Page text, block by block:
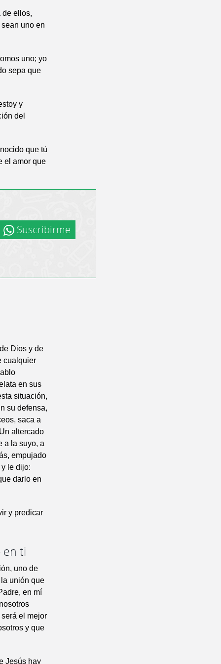
de ellos,
uno en
uno; yo
sepa que
y
del
que tú
el amor que
Suscribirme
Dios y de
cualquier
en sus
situación,
su defensa,
saca a
altercado
a la suyo, a
empujado
le dijo:
darlo en
y predicar
en ti
uno de
unión que
en mí
el mejor
y que
Jesús hay